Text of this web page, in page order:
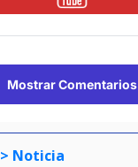
Mostrar Comentarios
> Noticia